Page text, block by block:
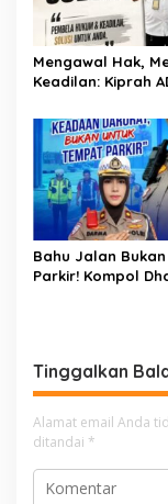
Mengawal Hak,
Keadilan: Kiprah
Solusi
Bahu Jalan
Parkir! Kompol
Tinggalkan
Alamat email Anda
ditandai *